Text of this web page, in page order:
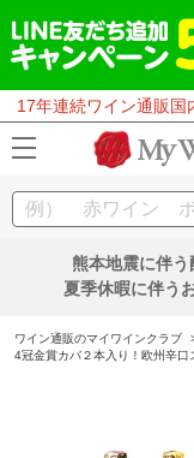
17年連続ワイン通販国
熊本地震に伴
夏季休暇に伴う
ワイン通販のマイワインクラブ
4冠金賞カバ２本入り！欧州辛